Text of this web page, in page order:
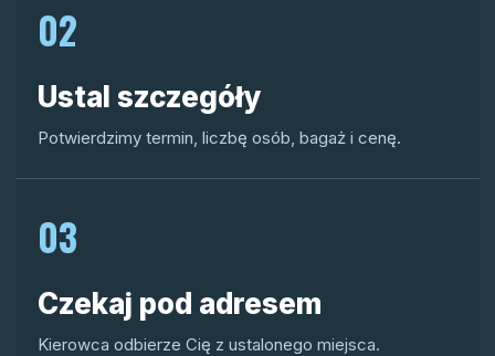
02
Ustal szczegóły
Potwierdzimy termin, liczbę osób, bagaż i cenę.
03
Czekaj pod adresem
Kierowca odbierze Cię z ustalonego miejsca.